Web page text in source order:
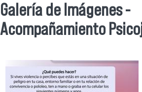
Se encuentra usted
Galería de Imágenes -
Acompañamiento